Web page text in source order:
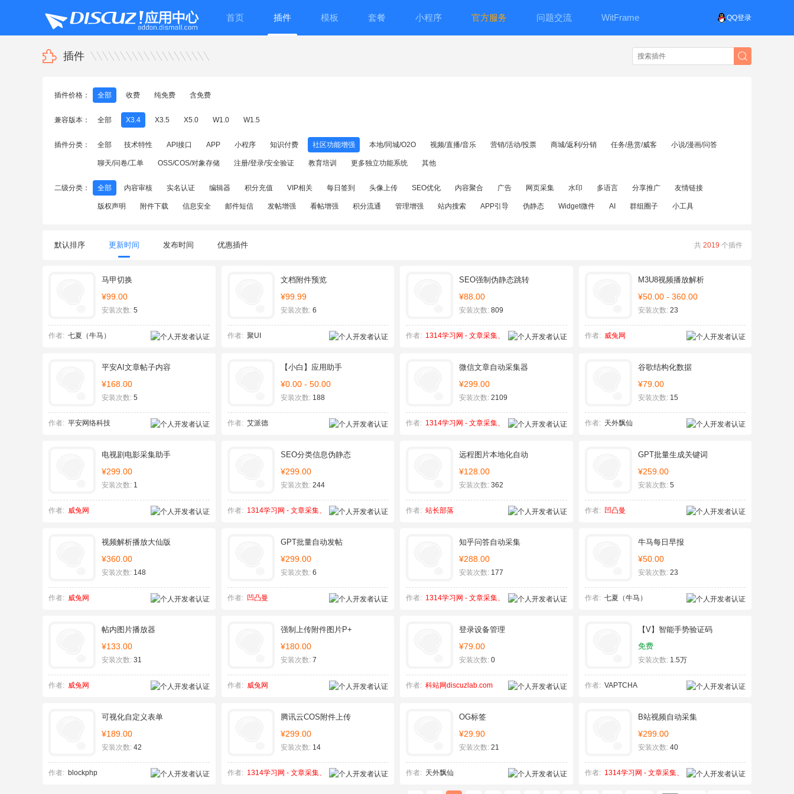
QQ登录
首页 插件 模板 套餐 小程序 官方服务 问题交流 WitFrame
插件
插件价格： 全部 收费 纯免费 含免费
兼容版本： 全部 X3.4 X3.5 X5.0 W1.0 W1.5
插件分类： 全部 技术特性 API接口 APP 小程序 知识付费 社区功能增强 本地/同城/O2O 视频/直播/音乐 营销/活动/投票 商城/返利/分销 任务/悬赏/威客 小说/漫画/问答
聊天/问卷/工单 OSS/COS/对象存储 注册/登录/安全验证 教育培训 更多独立功能系统 其他
二级分类： 全部 内容审核 实名认证 编辑器 积分充值 VIP相关 每日签到 头像上传 SEO优化 内容聚合 广告 网页采集 水印 多语言 分享推广 友情链接
版权声明 附件下载 信息安全 邮件短信 发帖增强 看帖增强 积分流通 管理增强 站内搜索 APP引导 伪静态 Widget微件 AI 群组圈子 小工具
共 2019 个插件
默认排序 更新时间 发布时间 优惠插件
马甲切换
¥99.00
安装次数: 5
作者: 七夏（牛马）
文档附件预览
¥99.99
安装次数:6
作者: 聚UI
SEO强制伪静态跳转
¥88.00
安装次数: 809
作者: 1314学习网 - 文章采集、
M3U8视频播放解析
¥50.00 - 360.00
安装次数:23
作者: 威兔网
平安AI文章帖子内容
¥168.00
安装次数: 5
作者: 平安网络科技
【小白】应用助手
¥0.00 - 50.00
安装次数:188
作者: 艾派德
微信文章自动采集器
¥299.00
安装次数: 2109
作者: 1314学习网 - 文章采集、
谷歌结构化数据
¥79.00
安装次数:15
作者: 天外飘仙
电视剧电影采集助手
¥299.00
安装次数: 1
作者: 威兔网
SEO分类信息伪静态
¥299.00
安装次数:244
作者: 1314学习网 - 文章采集、
远程图片本地化自动
¥128.00
安装次数: 362
作者: 站长部落
GPT批量生成关键词
¥259.00
安装次数:5
作者: 凹凸曼
视频解析播放大仙版
¥360.00
安装次数: 148
作者: 威兔网
GPT批量自动发帖
¥299.00
安装次数:6
作者: 凹凸曼
知乎问答自动采集
¥288.00
安装次数: 177
作者: 1314学习网 - 文章采集、
牛马每日早报
¥50.00
安装次数:23
作者: 七夏（牛马）
帖内图片播放器
¥133.00
安装次数: 31
作者: 威兔网
强制上传附件图片P+
¥180.00
安装次数:7
作者: 威兔网
登录设备管理
¥79.00
安装次数: 0
作者: 科站网discuzlab.com
【V】智能手势验证码
免费
安装次数: 1.5万
作者: VAPTCHA
可视化自定义表单
¥189.00
安装次数: 42
作者: blockphp
腾讯云COS附件上传
¥299.00
安装次数:14
作者: 1314学习网 - 文章采集、
OG标签
¥29.90
安装次数: 21
作者: 天外飘仙
B站视频自动采集
¥299.00
安装次数:40
作者: 1314学习网 - 文章采集、